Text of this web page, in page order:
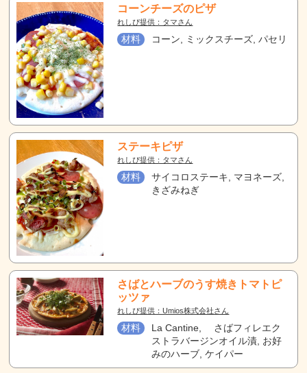
コーンチーズのピザ
れしぴ提供：タマさん
材料 コーン, ミックスチーズ, パセリ
ステーキピザ
れしぴ提供：タマさん
材料
サイコロステーキ, マヨネーズ,
きざみねぎ
さばとハーブのうす焼きトマトピ
ッツァ
れしぴ提供：Umios株式会社さん
材料
La Cantine, さばフィレエク
ストラバージンオイル漬, お好
みのハーブ, ケイパー